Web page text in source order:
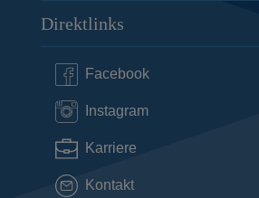
Direktlinks
Facebook
Instagram
Karriere
Kontakt